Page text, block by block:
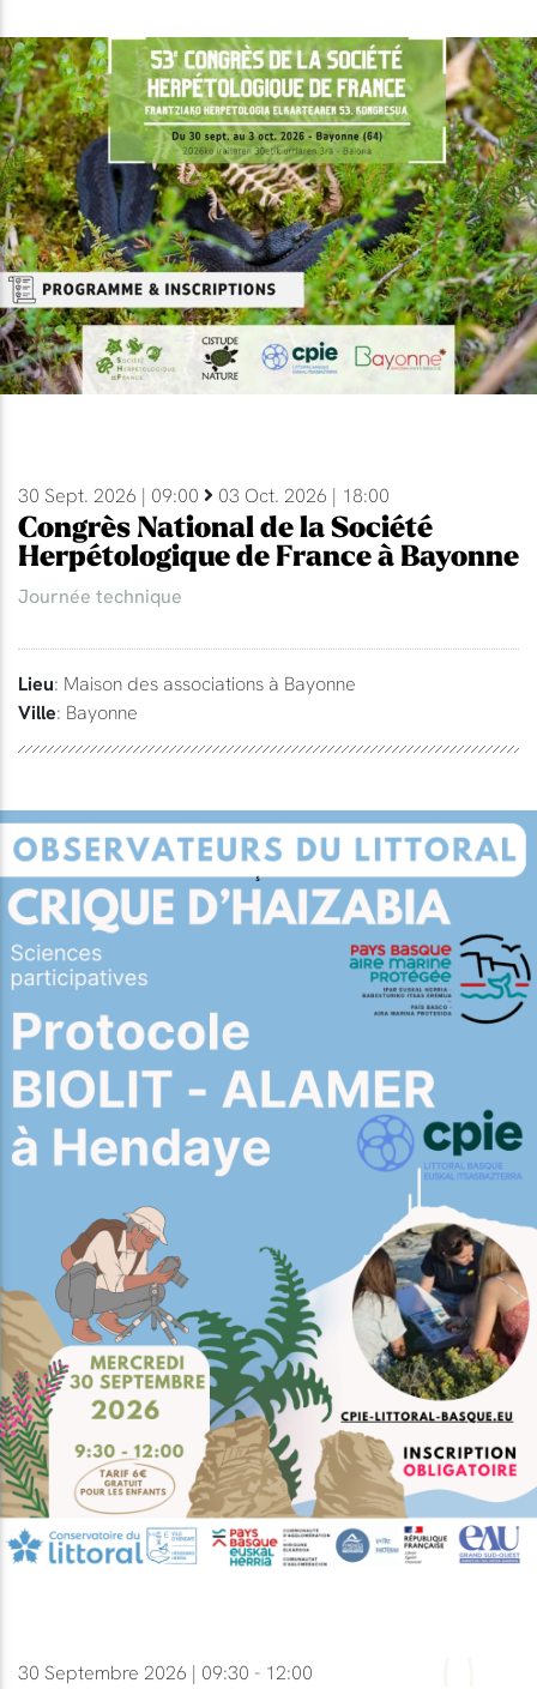
30 Sept. 2026 | 09:00 03 Oct. 2026 | 18:00
Congrès National de la Société
Herpétologique de France à Bayonne
Journée technique
Lieu: Maison des associations à Bayonne
Ville: Bayonne
30 Septembre 2026 | 09:30 - 12:00